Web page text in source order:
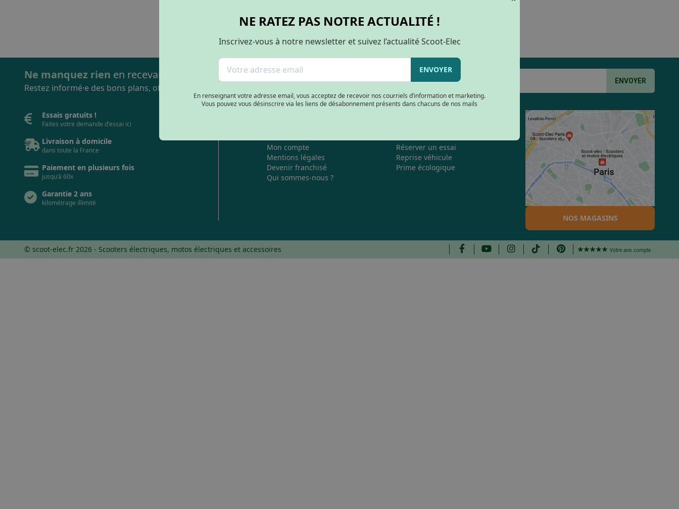
ENVOYER MA DEMANDE
Ne manquez rien en recevant notre Newsletter
Restez informé·e des bons plans, offres exclusives, nouveautés...
ENVOYER
Essais gratuits !
Faites votre demande d'essai ici
Livraison à domicile
dans toute la France
Paiement en plusieurs fois
jusqu'à 60x
Garantie 2 ans
kilométrage illimité
Mon compte
Mentions légales
Devenir franchisé
Qui sommes-nous ?
Réserver un essai
Reprise véhicule
Prime écologique
NOS MAGASINS
© scoot-elec.fr 2026 - Scooters électriques, motos électriques et accessoires Votre avis compte
NE RATEZ PAS NOTRE ACTUALITÉ !
Inscrivez-vous à notre newsletter et suivez l’actualité Scoot-Elec
ENVOYER
En renseignant votre adresse email, vous acceptez de recevoir nos courriels d’information et marketing.
Vous pouvez vous désinscrire via les liens de désabonnement présents dans chacuns de nos mails